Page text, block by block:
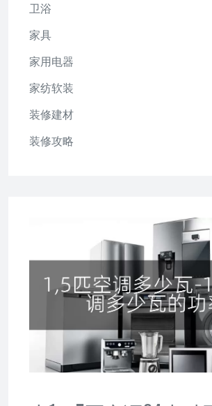
卫浴
家具
家用电器
家纺软装
装修建材
装修攻略